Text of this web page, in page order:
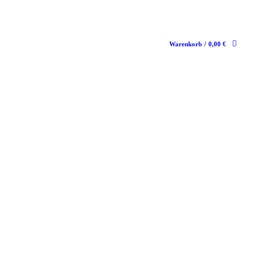
Warenkorb / 0,00€